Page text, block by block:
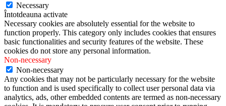
Necessary
Întotdeauna activate
Necessary cookies are absolutely essential for the website to
function properly. This category only includes cookies that ensures
basic functionalities and security features of the website. These
cookies do not store any personal information.
Non-necessary
Non-necessary
Any cookies that may not be particularly necessary for the website
to function and is used specifically to collect user personal data via
analytics, ads, other embedded contents are termed as non-necessary